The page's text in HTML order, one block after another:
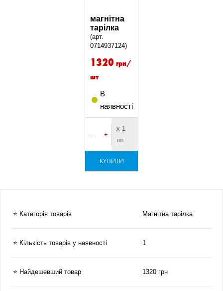
магнітна
тарілка
(арт.
0714937124)
1320 грн/
шт
В
наявності
- +
х 1
шт
КУПИТИ
⭐ Категорія товарів Магнітна тарілка
⭐ Кількість товарів у наявності 1
⭐ Найдешевший товар 1320 грн